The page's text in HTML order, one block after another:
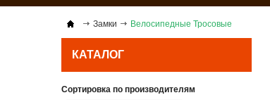
Замки Велосипедные Тросовые
КАТАЛОГ
Сортировка по производителям